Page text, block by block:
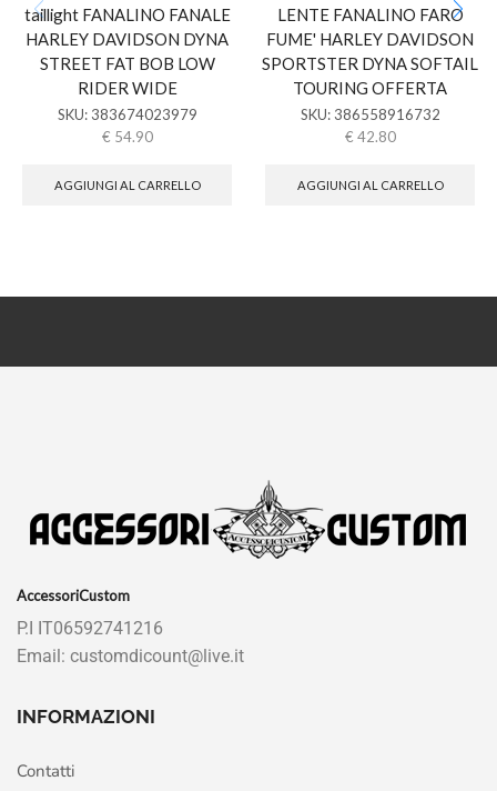
taillight FANALINO FANALE
HARLEY DAVIDSON DYNA
STREET FAT BOB LOW
RIDER WIDE
SKU: 383674023979
€ 54.90
AGGIUNGI AL CARRELLO
LENTE FANALINO FARO
FUME' HARLEY DAVIDSON
SPORTSTER DYNA SOFTAIL
TOURING OFFERTA
SKU: 386558916732
€ 42.80
AGGIUNGI AL CARRELLO
AccessoriCustom
P.I IT06592741216
Email: customdicount@live.it
INFORMAZIONI
Contatti